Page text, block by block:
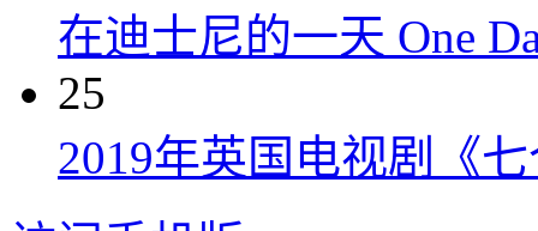
在迪士尼的一天 One
25
2019年英国电视剧《